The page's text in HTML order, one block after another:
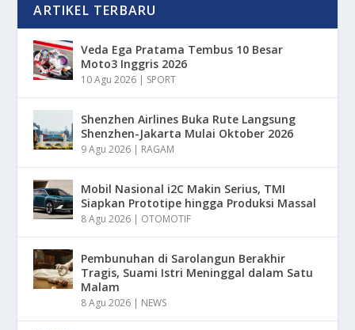
ARTIKEL TERBARU
Veda Ega Pratama Tembus 10 Besar
Moto3 Inggris 2026
10 Agu 2026 | SPORT
Shenzhen Airlines Buka Rute Langsung
Shenzhen-Jakarta Mulai Oktober 2026
9 Agu 2026 | RAGAM
Mobil Nasional i2C Makin Serius, TMI
Siapkan Prototipe hingga Produksi Massal
8 Agu 2026 | OTOMOTIF
Pembunuhan di Sarolangun Berakhir
Tragis, Suami Istri Meninggal dalam Satu
Malam
8 Agu 2026 | NEWS